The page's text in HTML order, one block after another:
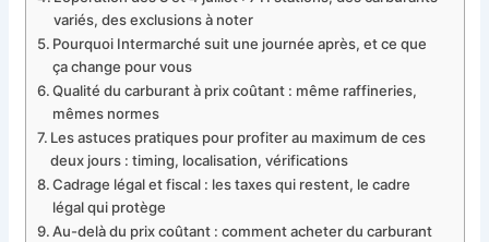
variés, des exclusions à noter
Pourquoi Intermarché suit une journée après, et ce que
ça change pour vous
Qualité du carburant à prix coûtant : même raffineries,
mêmes normes
Les astuces pratiques pour profiter au maximum de ces
deux jours : timing, localisation, vérifications
Cadrage légal et fiscal : les taxes qui restent, le cadre
légal qui protège
Au-delà du prix coûtant : comment acheter du carburant